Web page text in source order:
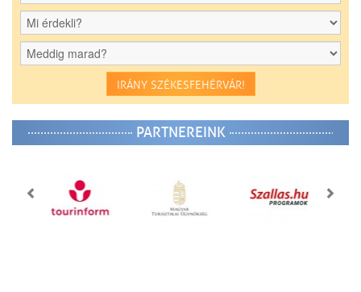
IRÁNY SZÉKESFEHÉRVÁR!
PARTNEREINK